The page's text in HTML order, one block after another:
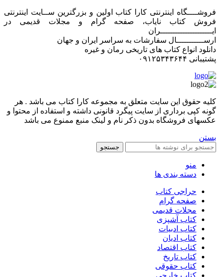
فروشــــگاه اینترنتی کارا کتاب اولین و بزرگترین ســایت اینترنتی
فروش کتاب نایاب، صفحه گرام و مجلات قدیمی در
ایـــــــــــــــــــــران
ارســـــــــــال سفارشات به سراسر ایران و جهان
دانلود انواع کتاب های تاریخی رمان و غیره
پشتیبانی ۰۹۱۲۵۳۴۳۶۴۴
کليه حقوق اين سايت متعلق به مجموعه کارا کتاب می باشد . هر
گونه کپی برداری از سایت پیگرد قانونی داشته و استفاده از محتوا و
عکسهای فروشگاه بدون ذکر نام و لینک منبع ممنوع می باشد
بستن
جستجو
منو
دسته بندی ها
حراجی کتاب
صفحه گرام
مجلات قدیمی
کتاب آشپزی
کتاب ادبیات
کتاب ادیان
کتاب اقتصاد
کتاب تاریخ
کتاب حقوقی
کتاب خارجی